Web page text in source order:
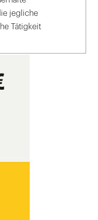
jegliche
Tätigkeit